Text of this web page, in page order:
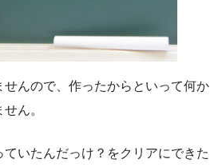
せんので、作ったからといって何か
ん。
いたんだっけ？をクリアにできた